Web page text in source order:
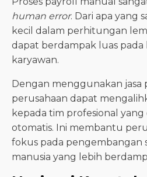
human error. Dari apa yang
kecil dalam perhitungan
dapat berdampak luas pada
karyawan.
Dengan menggunakan jasa
perusahaan dapat
kepada tim profesional
otomatis. Ini membantu
fokus pada pengembangan
manusia yang lebih